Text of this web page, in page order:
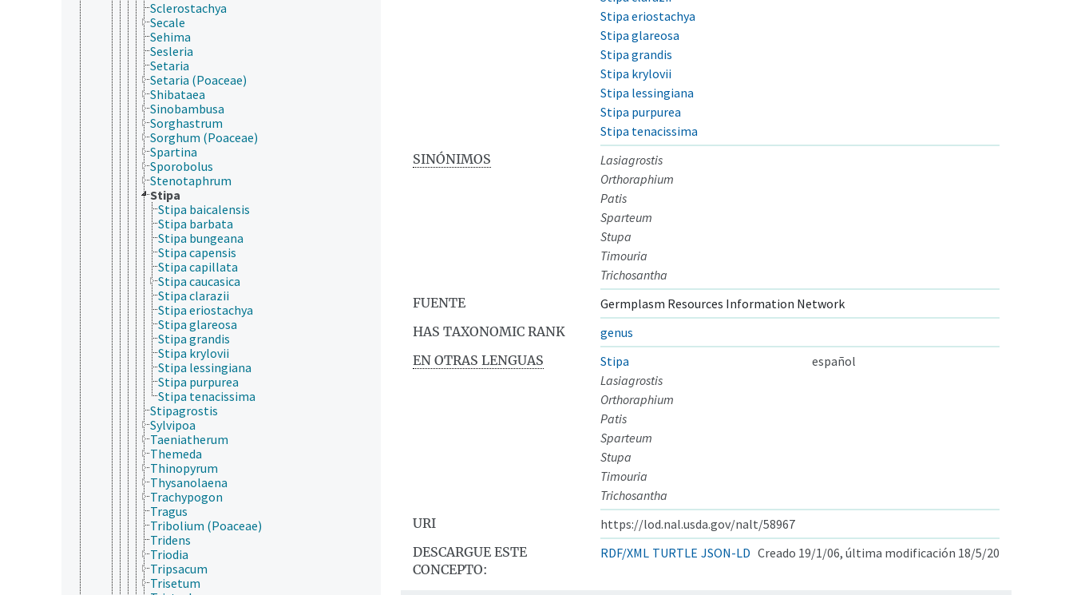
Sclerostachya
Secale
Sehima
Sesleria
Setaria
Setaria (Poaceae)
Shibataea
Sinobambusa
Sorghastrum
Sorghum (Poaceae)
Spartina
Sporobolus
Stenotaphrum
Stipa
Stipa baicalensis
Stipa barbata
Stipa bungeana
Stipa capensis
Stipa capillata
Stipa caucasica
Stipa clarazii
Stipa eriostachya
Stipa glareosa
Stipa grandis
Stipa krylovii
Stipa lessingiana
Stipa purpurea
Stipa tenacissima
Stipagrostis
Sylvipoa
Taeniatherum
Themeda
Thinopyrum
Thysanolaena
Trachypogon
Tragus
Tribolium (Poaceae)
Tridens
Triodia
Tripsacum
Trisetum
Stipa eriostachya
Stipa glareosa
Stipa grandis
Stipa krylovii
Stipa lessingiana
Stipa purpurea
Stipa tenacissima
SINÓNIMOS
Lasiagrostis
Orthoraphium
Patis
Sparteum
Stupa
Timouria
Trichosantha
FUENTE
Germplasm Resources Information Network
HAS TAXONOMIC RANK
genus
EN OTRAS LENGUAS
Stipa
español
Lasiagrostis
Orthoraphium
Patis
Sparteum
Stupa
Timouria
Trichosantha
URI
https://lod.nal.usda.gov/nalt/58967
DESCARGUE ESTE
CONCEPTO:
RDF/XML TURTLE JSON-LD Creado 19/1/06, última modificación 18/5/20